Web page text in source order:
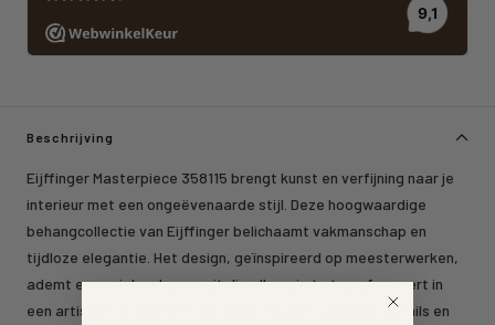
Beschrijving
Eijffinger Masterpiece 358115 brengt kunst en verfijning naar je
interieur met een ongeëvenaarde stijl. Deze hoogwaardige
behangcollectie van Eijffinger belichaamt vakmanschap en
tijdloze elegantie. Het design, geïnspireerd op meesterwerken,
ademt een unieke charme uit die elke ruimte transformeert in
een artistiek statement. De diepe kleuren, verfijnde details en